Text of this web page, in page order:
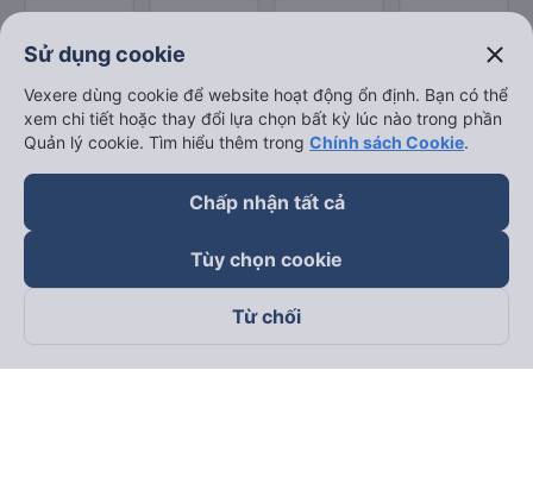
Theo dõi chúng tôi trên
Sử dụng cookie close
Vexere dùng cookie để website hoạt động ổn định. Bạn có thể
xem chi tiết hoặc thay đổi lựa chọn bất kỳ lúc nào trong phần
Quản lý cookie. Tìm hiểu thêm trong Chính sách Cookie.
Chấp nhận tất cả
Tùy chọn cookie
Từ chối